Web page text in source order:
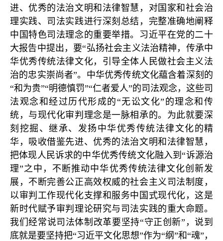
进、优秀的法治文明和法律智慧，对国家和社会治
理实践、司法实践进行深刻总结，完整准确地阐释
中国特色司法理念的重要举措。习近平在党的二十
大报告中提出，要“弘扬社会主义法治精神，传承中
华优秀传统法律文化，引导全体人民做社会主义法
治的忠实崇尚者”。中华优秀传统文化藴含着深刻的
“和为贵”“明德慎罚”“仁者爱人”的司法观念，这些司
法观念和经过历代形成的“无讼文化”的理念和传
统，与现代化审判理念是一脉相承的。为此就要深
刻挖掘、继承、发扬中华优秀传统法律文化的精
华，吸收借鉴先进、优秀的法治文明和法律智慧，
把体现人民诉求的中华优秀传统文化融入到“诉源治
理”之中，不断推动中华优秀传统法律文化创新发
展，不断完善公正高效权威的社会主义司法制度，
以审判工作现代化支撑和服务中国式现代化，这是
新时代赋予审判理论研究与司法实践的重大命题。
我们经常说司法体制改革要坚持“守正创新”，说到
底就是要坚持把“习近平文化思想”作为“纲”和“魂”，